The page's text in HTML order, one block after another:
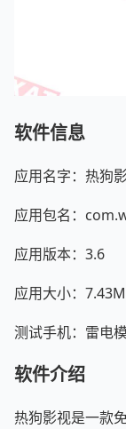
软件信息
应用名字：热狗
应用包名：
应用版本：3.6
应用大小：
测试手机：雷电
软件介绍
热狗影视是一款